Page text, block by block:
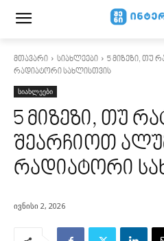
მთავარი სიახლეები
5 მიზეზი, თუ
რადიატორი სახლისთვის
სიახლეები
5 მიზეზი, თუ
შეარჩიოთ
რადიატორი
ივნისი 2, 2026